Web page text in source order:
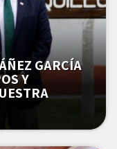
GARCÍA
Y